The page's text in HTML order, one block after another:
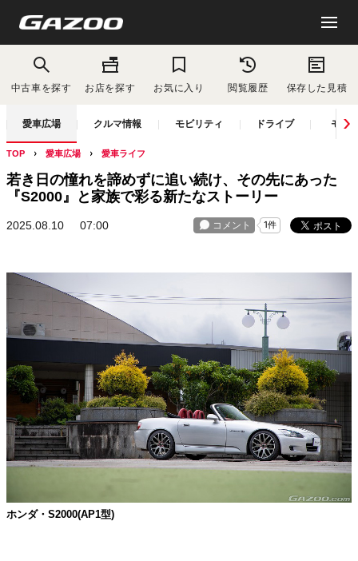
中古車を探す お店を探す お気に入り 閲覧履歴 保存した見積
愛車広場 クルマ情報 モビリティ ドライブ モー
TOP 愛車広場 愛車ライフ
若き日の憧れを諦めずに追い続け、その先にあった
『S2000』と家族で彩る新たなストーリー
2025.08.10 07:00
ホンダ・S2000(AP1型)